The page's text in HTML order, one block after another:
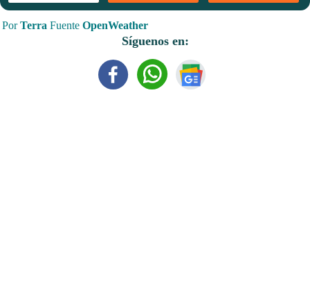
PorTerra Fuente OpenWeather
Síguenos en: